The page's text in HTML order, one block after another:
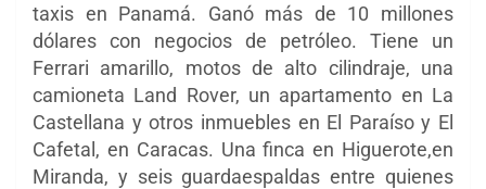
taxis en Panamá. Ganó más de 10 millones
dólares con negocios de petróleo. Tiene un
Ferrari amarillo, motos de alto cilindraje, una
camioneta Land Rover, un apartamento en La
Castellana y otros inmuebles en El Paraíso y El
Cafetal, en Caracas. Una finca en Higuerote,en
Miranda, y seis guardaespaldas entre quienes